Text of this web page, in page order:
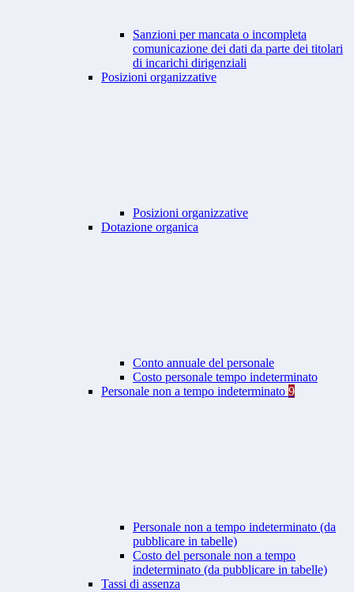
Sanzioni per mancata o incompleta
comunicazione dei dati da parte dei titolari
di incarichi dirigenziali
Posizioni organizzative
Posizioni organizzative
Dotazione organica
Conto annuale del personale
Costo personale tempo indeterminato
Personale non a tempo indeterminato 9
Personale non a tempo indeterminato (da
pubblicare in tabelle)
Costo del personale non a tempo
indeterminato (da pubblicare in tabelle)
Tassi di assenza